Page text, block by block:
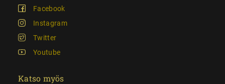
Facebook
Instagram
Twitter
Youtube
Katso myös